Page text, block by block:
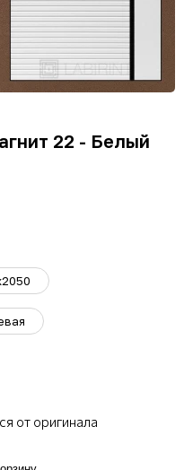
22 - Белый
от оригинала